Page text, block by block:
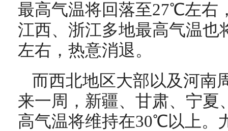
最高气温将回落至27℃左右
江西、浙江多地最高气温
左右，热意消退。
而西北地区大部以及河南
来一周，新疆、甘肃、宁夏
高气温将维持在30℃以上。